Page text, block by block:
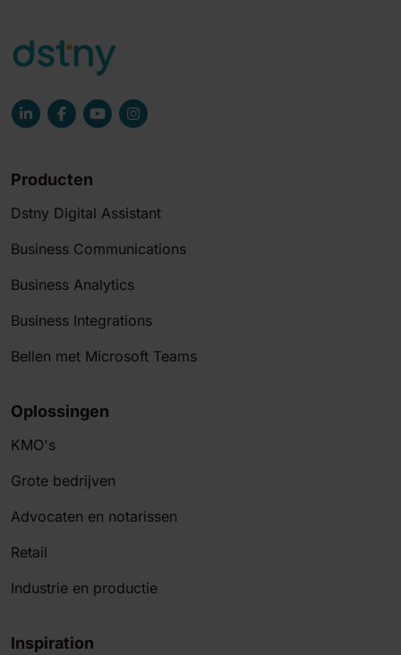
Producten
Dstny Digital Assistant
Business Communications
Business Analytics
Business Integrations
Bellen met Microsoft Teams
Oplossingen
KMO's
Grote bedrijven
Advocaten en notarissen
Retail
Industrie en productie
Inspiration